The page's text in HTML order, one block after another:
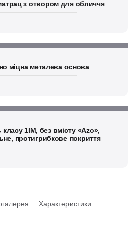
з отвором для обличчя
міцна металева основа
класу 1IM, без вмісту «Azo»,
протигрибкове покриття
Характеристики